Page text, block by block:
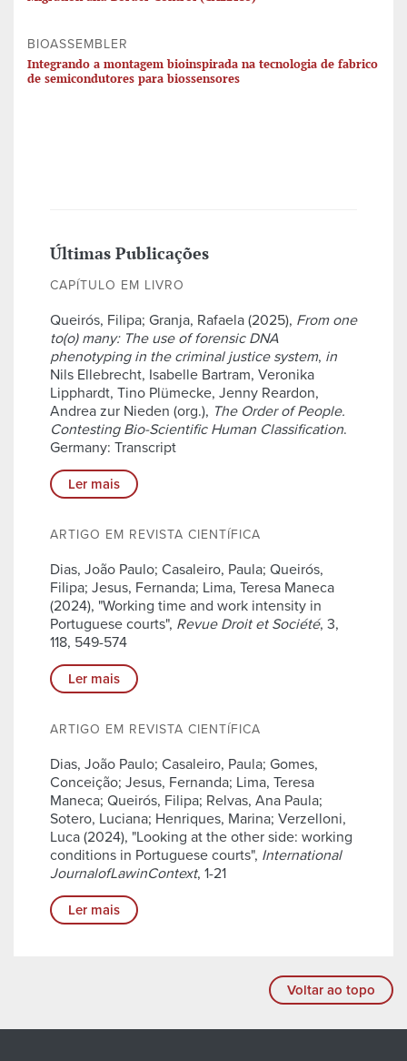
BIOASSEMBLER
Integrando a montagem bioinspirada na tecnologia de fabrico
de semicondutores para biossensores
Últimas Publicações
CAPÍTULO EM LIVRO
Queirós, Filipa; Granja, Rafaela (2025), From one
to(o) many: The use of forensic DNA
phenotyping in the criminal justice system, in
Nils Ellebrecht, Isabelle Bartram, Veronika
Lipphardt, Tino Plümecke, Jenny Reardon,
Andrea zur Nieden (org.), The Order of People.
Contesting Bio-Scientific Human Classification.
Germany: Transcript
Ler mais
ARTIGO EM REVISTA CIENTÍFICA
Dias, João Paulo; Casaleiro, Paula; Queirós,
Filipa; Jesus, Fernanda; Lima, Teresa Maneca
(2024), "Working time and work intensity in
Portuguese courts", Revue Droit et Société, 3,
118, 549-574
Ler mais
ARTIGO EM REVISTA CIENTÍFICA
Dias, João Paulo; Casaleiro, Paula; Gomes,
Conceição; Jesus, Fernanda; Lima, Teresa
Maneca; Queirós, Filipa; Relvas, Ana Paula;
Sotero, Luciana; Henriques, Marina; Verzelloni,
Luca (2024), "Looking at the other side: working
conditions in Portuguese courts", International
JournalofLawinContext, 1-21
Ler mais
Voltar ao topo